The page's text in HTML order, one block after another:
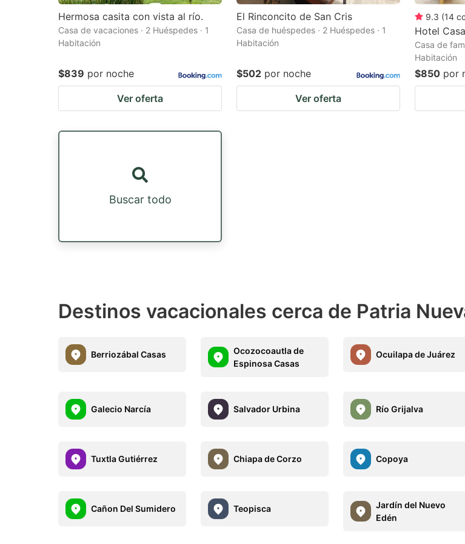
Hermosa casita con vista al río.
Casa de vacaciones · 2 Huéspedes · 1
Habitación
$839 por noche
Ver oferta
El Rinconcito de San Cris
Casa de huéspedes · 2 Huéspedes · 1
Habitación
$502 por noche
Ver oferta
9.3 (14
Hotel
Casa de
Habitación
$850 por
Buscar todo
Destinos vacacionales cerca de Patria
Berriozábal Casas
Ocozocoautla de
Espinosa Casas
Ocuilapa de Juárez
Galecio Narcía Salvador Urbina Río Grijalva
Tuxtla Gutiérrez Chiapa de Corzo Copoya
Cañon Del Sumidero Teopisca
Jardín del Nuevo
Edén